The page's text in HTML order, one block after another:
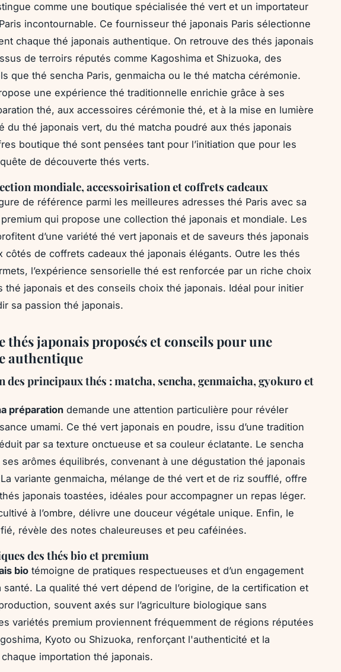
comme une boutique spécialisée thé vert et un importateur
incontournable. Ce fournisseur thé japonais Paris sélectionne
chaque thé japonais authentique. On retrouve des thés japonais
de terroirs réputés comme Kagoshima et Shizuoka, des
que thé sencha Paris, genmaicha ou le thé matcha cérémonie.
une expérience thé traditionnelle enrichie grâce à ses
thé, aux accessoires cérémonie thé, et à la mise en lumière
du thé japonais vert, du thé matcha poudré aux thés japonais
boutique thé sont pensées tant pour l’initiation que pour les
de découverte thés verts.
mondiale, accessoirisation et coffrets cadeaux
de référence parmi les meilleures adresses thé Paris avec sa
qui propose une collection thé japonais et mondiale. Les
d’une variété thé vert japonais et de saveurs thés japonais
côtés de coffrets cadeaux thé japonais élégants. Outre les thés
l’expérience sensorielle thé est renforcée par un riche choix
thé japonais et des conseils choix thé japonais. Idéal pour initier
sa passion thé japonais.
thés japonais proposés et conseils pour une
authentique
des principaux thés :matcha, sencha, genmaicha, gyokuro et
préparation demande une attention particulière pour révéler
umami. Ce thé vert japonais en poudre, issu d’une tradition
par sa texture onctueuse et sa couleur éclatante. Le sencha
arômes équilibrés, convenant à une dégustation thé japonais
variante genmaicha, mélange de thé vert et de riz soufflé, offre
japonais toastées, idéales pour accompagner un repas léger.
à l’ombre, délivre une douceur végétale unique. Enfin, le
révèle des notes chaleureuses et peu caféinées.
des thés bio et premium
bio témoigne de pratiques respectueuses et d’un engagement
La qualité thé vert dépend de l’origine, de la certification et
souvent axés sur l’agriculture biologique sans
variétés premium proviennent fréquemment de régions réputées
Kyoto ou Shizuoka, renforçant l'authenticité et la
importation thé japonais.